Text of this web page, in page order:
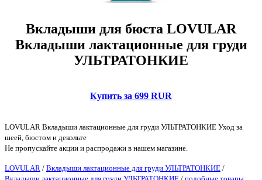
Вкладыши для бюста LOVULAR
Вкладыши лактационные для груди
УЛЬТРАТОНКИЕ
Купить за 699 RUR
LOVULAR Вкладыши лактационные для груди УЛЬТРАТОНКИЕ Уход за
шеей, бюстом и декольте
Не пропускайте акции и распродажи в нашем магазине.
LOVULAR / Вкладыши лактационные для груди УЛЬТРАТОНКИЕ /
Вкладыши лактационные для груди УЛЬТРАТОНКИЕ / подобные товары